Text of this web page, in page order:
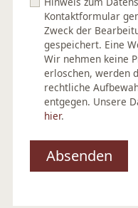
Kontaktformular
Zweck der
gespeichert. Eine
Wir nehmen keine
erloschen, werden
rechtliche
entgegen. Unsere
hier.